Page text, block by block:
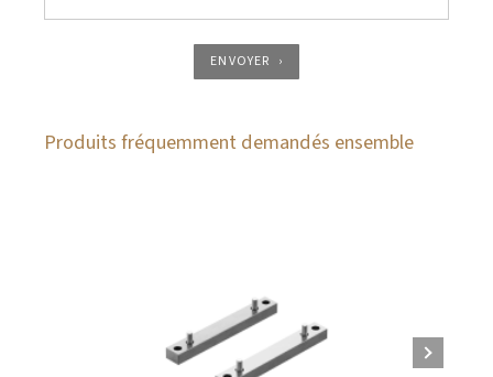
ENVOYER
Produits fréquemment demandés ensemble